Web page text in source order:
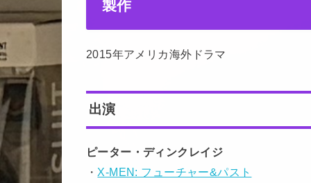
製作
2015年アメリカ海外ドラマ
出演
ピーター・ディンクレイジ
・ X-MEN: フューチャー&パスト